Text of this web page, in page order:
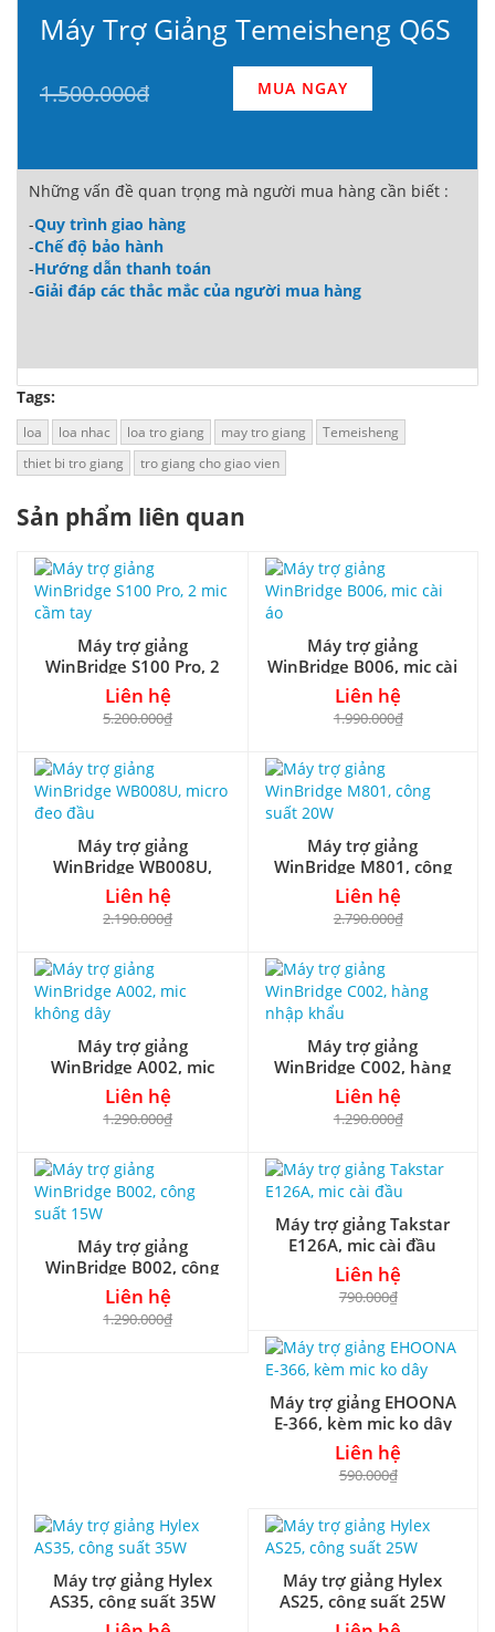
Máy Trợ Giảng Temeisheng Q6S
1.500.000đ MUA NGAY
Những vấn đề quan trọng mà người mua hàng cần biết :
-Quy trình giao hàng
-Chế độ bảo hành
-Hướng dẫn thanh toán
-Giải đáp các thắc mắc của người mua hàng
Tags:
loa loa nhac loa tro giang may tro giang
Temeisheng
thiet bi tro giang
tro giang cho giao vien
Sản phẩm liên quan
Máy trợ giảng
WinBridge S100 Pro, 2
mic cầm tay
Liên hệ
5.200.000₫
Máy trợ giảng
WinBridge B006, mic cài
áo
Liên hệ
1.990.000₫
Máy trợ giảng
WinBridge WB008U,
micro đeo đầu
Liên hệ
2.190.000₫
Máy trợ giảng
WinBridge M801, công
suất 20W
Liên hệ
2.790.000₫
Máy trợ giảng
WinBridge A002, mic
không dây
Liên hệ
1.290.000₫
Máy trợ giảng
WinBridge C002, hàng
nhập khẩu
Liên hệ
1.290.000₫
Máy trợ giảng
WinBridge B002, công
suất 15W
Liên hệ
1.290.000₫
Máy trợ giảng Takstar
E126A, mic cài đầu
Liên hệ
790.000₫
Máy trợ giảng EHOONA
E-366, kèm mic ko dây
Liên hệ
590.000₫
Máy trợ giảng Hylex
AS35, công suất 35W
Máy trợ giảng Hylex
AS25, công suất 25W